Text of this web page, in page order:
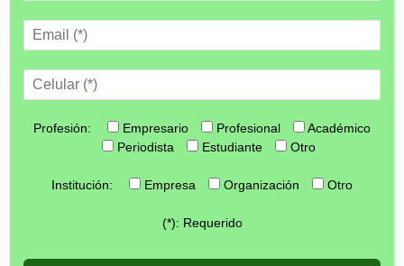
Profesión: Empresario Profesional
Académico
Periodista
Estudiante Otro
Institución: Empresa Organización Otro
(*): Requerido